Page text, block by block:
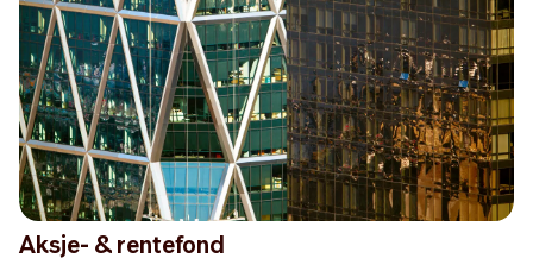
Aksje- & rentefond